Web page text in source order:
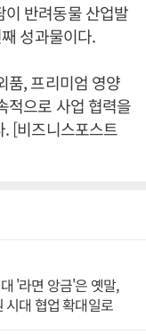
반려동물 산업발
성과물이다.
품, 프리미엄 영양
적으로 사업 협력을
[비즈니스포스트
'라면 앙금'은 옛말,
시대 협업 확대일로